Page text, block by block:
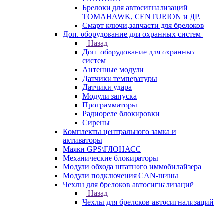
Брелоки для автосигнализаций
TOMAHAWK, CENTURION и ДР.
Смарт ключи,запчасти для брелоков
Доп. оборудование для охранных систем
Назад
Доп. оборудование для охранных
систем
Антенные модули
Датчики температуры
Датчики удара
Модули запуска
Программаторы
Радиореле блокировки
Сирены
Комплекты центрального замка и
активаторы
Маяки GPS\ГЛОНАСС
Механические блокираторы
Модули обхода штатного иммобилайзера
Модули подключения CAN-шины
Чехлы для брелоков автосигнализаций
Назад
Чехлы для брелоков автосигнализаций